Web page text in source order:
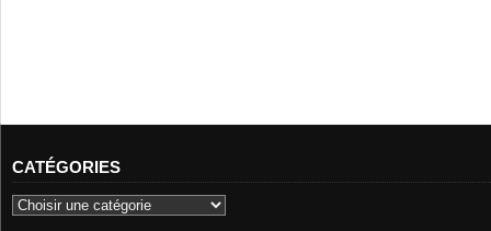
CATÉGORIES